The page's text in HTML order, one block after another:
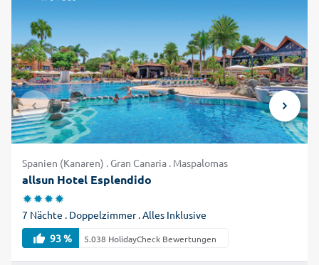
Spanien (Kanaren) . Gran Canaria . Maspalomas
allsun Hotel Esplendido
7 Nächte . Doppelzimmer . Alles Inklusive
93 %
5.038 HolidayCheck Bewertungen